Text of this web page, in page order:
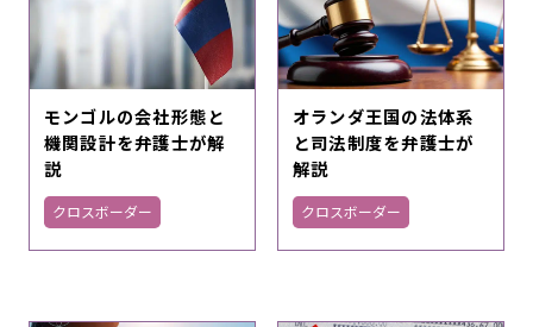
モンゴルの会社形態と
機関設計を弁護士が解
説
クロスボーダー
オランダ王国の法体系
と司法制度を弁護士が
解説
クロスボーダー